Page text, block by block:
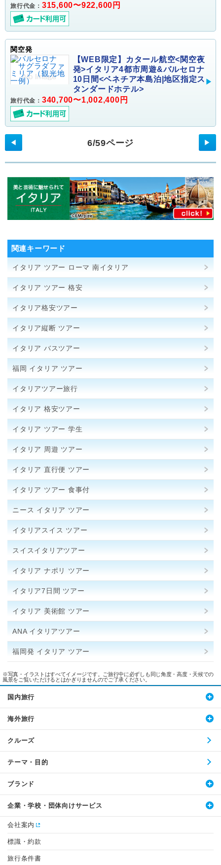
旅行代金： 315,600〜922,600円
関空発
【WEB限定】カタール航空<関空夜
発>イタリア4都市周遊&バルセロナ
10日間<ベネチア本島泊|地区指定ス
タンダードホテル>
旅行代金： 340,700〜1,002,400円
◀ 6/59ページ ▶
関連キーワード
イタリア ツアー ローマ 南イタリア
イタリア ツアー 格安
イタリア格安ツアー
イタリア縦断 ツアー
イタリア バスツアー
福岡 イタリア ツアー
イタリアツアー旅行
イタリア 格安ツアー
イタリア ツアー 学生
イタリア 周遊 ツアー
イタリア 直行便 ツアー
イタリア ツアー 食事付
ニース イタリア ツアー
イタリアスイス ツアー
スイスイタリアツアー
イタリア ナポリ ツアー
イタリア7日間 ツアー
イタリア 美術館 ツアー
ANA イタリアツアー
福岡発 イタリア ツアー
※写真・イラストはすべてイメージです。ご旅行中に必ずしも同じ角度・高度・天候での
風景をご覧いただけるとはかぎりませんのでご了承ください。
国内旅行
海外旅行
クルーズ
テーマ・目的
ブランド
企業・学校・団体向けサービス
会社案内
標識・約款
旅行条件書